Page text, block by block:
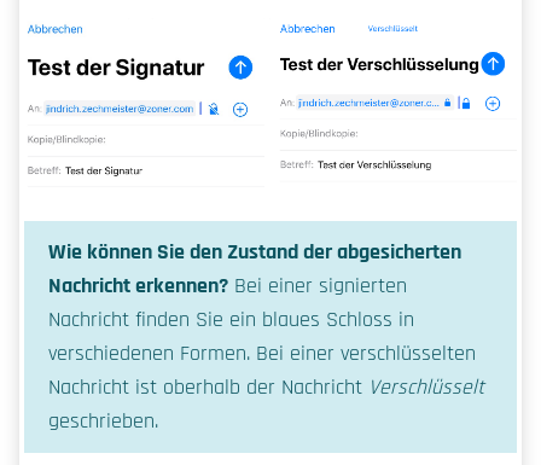
Wie können Sie den Zustand der abgesicherten
Nachricht erkennen? Bei einer signierten
Nachricht finden Sie ein blaues Schloss in
verschiedenen Formen. Bei einer verschlüsselten
Nachricht ist oberhalb der Nachricht Verschlüsselt
geschrieben.